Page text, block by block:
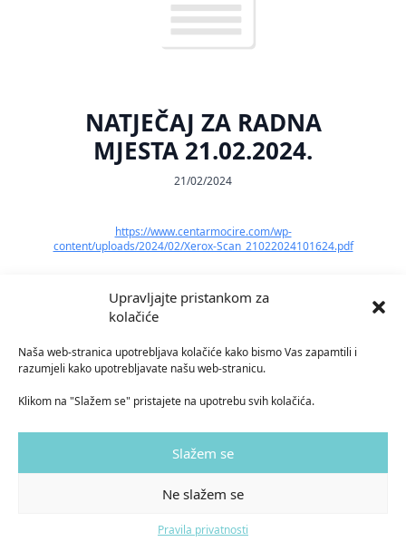
Upravljajte pristankom za
kolačiće
Naša web-stranica upotrebljava kolačiće kako bismo Vas zapamtili i
razumjeli kako upotrebljavate našu web-stranicu.
Klikom na "Slažem se" pristajete na upotrebu svih kolačića.
Slažem se
Ne slažem se
Pravila privatnosti
NATJEČAJ ZA RADNA
MJESTA 21.02.2024.
21/02/2024
https://www.centarmocire.com/wp-
content/uploads/2024/02/Xerox-Scan_21022024101624.pdf
023 411 301